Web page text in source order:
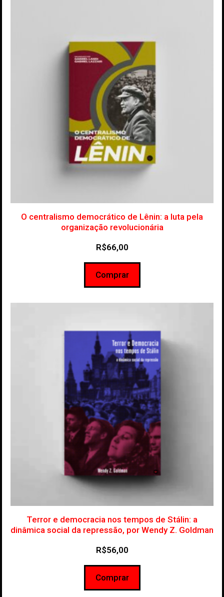
O centralismo democrático de Lênin: a luta pela
organização revolucionária
R$66,00
Comprar
Terror e democracia nos tempos de Stálin: a
dinâmica social da repressão, por Wendy Z. Goldman
R$56,00
Comprar